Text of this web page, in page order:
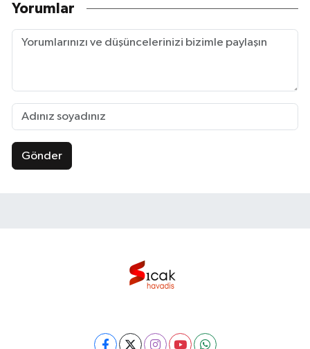
Yorumlar
Gönder